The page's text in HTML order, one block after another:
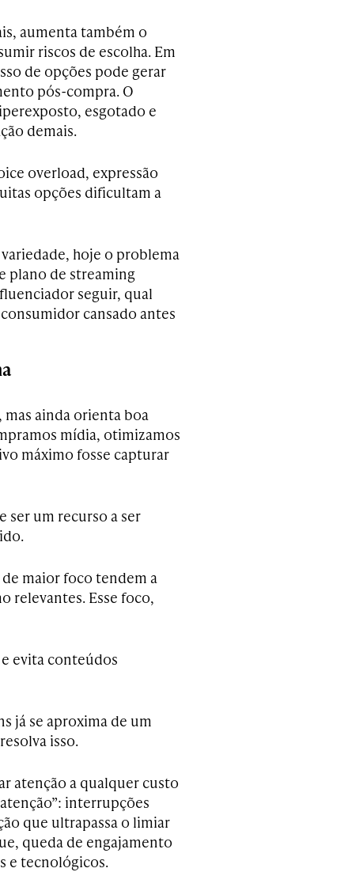
aumenta também o
riscos de escolha. Em
de opções pode gerar
pós-compra. O
esgotado e
demais.
overload, expressão
opções dificultam a
hoje o problema
plano de streaming
seguir, qual
cansado antes
mas ainda orienta boa
mídia, otimizamos
máximo fosse capturar
ser um recurso a ser
maior foco tendem a
relevantes. Esse foco,
evita conteúdos
já se aproxima de um
isso.
atenção a qualquer custo
interrupções
que ultrapassa o limiar
queda de engajamento
e tecnológicos.